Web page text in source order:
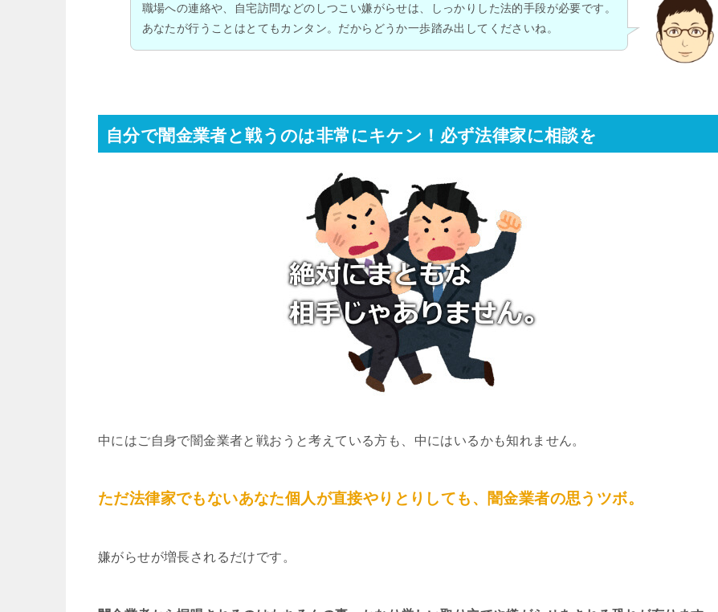
職場への連絡や、自宅訪問などのしつこい嫌がらせは、しっかりした法的手段が必要です。
あなたが行うことはとてもカンタン。だからどうか一歩踏み出してくださいね。
自分で闇金業者と戦うのは非常にキケン！必ず法律家に相談を
中にはご自身で闇金業者と戦おうと考えている方も、中にはいるかも知れません。
ただ法律家でもないあなた個人が直接やりとりしても、闇金業者の思うツボ。
嫌がらせが増長されるだけです。